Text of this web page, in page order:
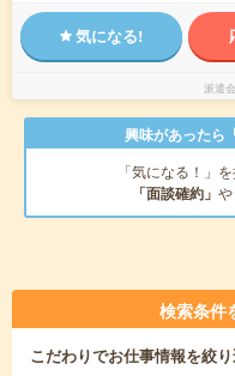
気になる!
派遣
興味があったら
「気になる！」
「面談確約」 や
検索条件
こだわりでお仕事情報を絞